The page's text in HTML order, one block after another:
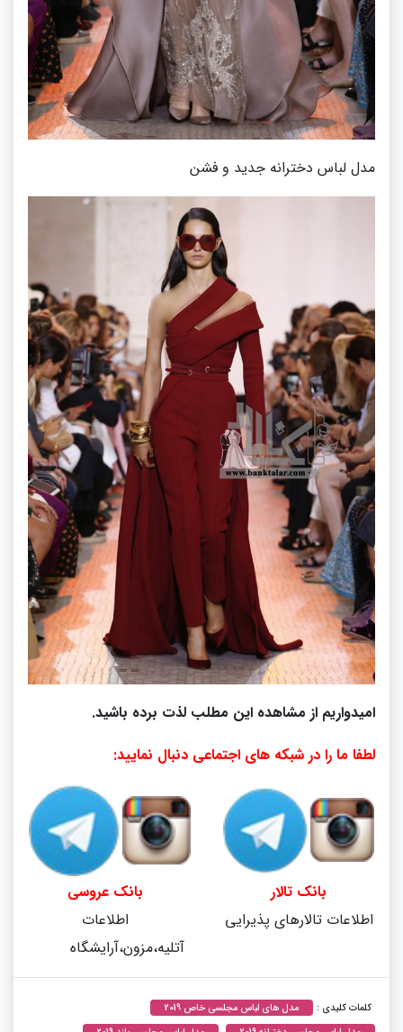
مدل لباس دخترانه جدید و فشن
امیدواریم از مشاهده این مطلب لذت برده باشید.
لطفا ما را در شبکه های اجتماعی دنبال نمایید:
بانک تالار
اطلاعات تالارهای پذیرایی
بانک عروسی
اطلاعات
آتلیه،مزون،آرایشگاه
کلمات کلیدی :
مدل های لباس مجلسی خاص 2019